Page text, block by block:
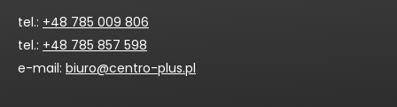
tel.: +48 785 009 806
tel.: +48 785 857 598
e-mail: biuro@centro-plus.pl